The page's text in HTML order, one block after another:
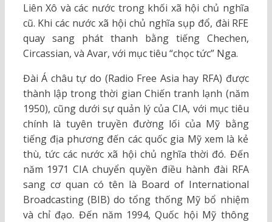
Liên Xô và các nước trong khối xã hội chủ nghĩa
cũ. Khi các nước xã hội chủ nghĩa sụp đổ, đài RFE
quay sang phát thanh bằng tiếng Chechen,
Circassian, và Avar, với mục tiêu “chọc tức” Nga.
Đài Á châu tự do (Radio Free Asia hay RFA) được
thành lập trong thời gian Chiến tranh lạnh (năm
1950), cũng dưới sự quản lý của CIA, với mục tiêu
chính là tuyên truyền đường lối của Mỹ bằng
tiếng địa phương đến các quốc gia Mỹ xem là kẻ
thù, tức các nước xã hội chủ nghĩa thời đó. Đến
năm 1971 CIA chuyển quyền điều hành đài RFA
sang cơ quan có tên là Board of International
Broadcasting (BIB) do tổng thống Mỹ bổ nhiệm
và chỉ đạo. Đến năm 1994, Quốc hội Mỹ thông